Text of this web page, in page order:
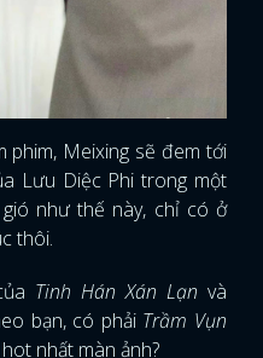
phim, Meixing sẽ đem tới
Lưu Diệc Phi trong một
như thế này, chỉ có ở
thôi.
Tinh Hán Xán Lạn và
bạn, có phải Trầm Vụn
nhất màn ảnh?